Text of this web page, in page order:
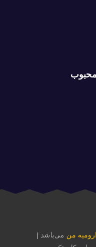
ارومیه من می‌باشد |